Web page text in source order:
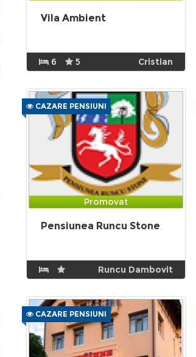
Vila Ambient
6 5 Cristian
CAZARE PENSIUNI
Promovat
Pensiunea Runcu Stone
Runcu Dambovit
CAZARE PENSIUNI